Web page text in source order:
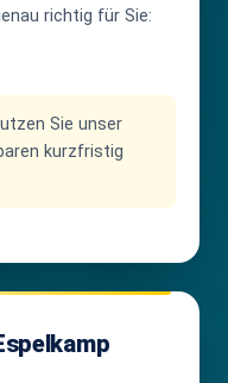
richtig für Sie:
Sie unser
kurzfristig